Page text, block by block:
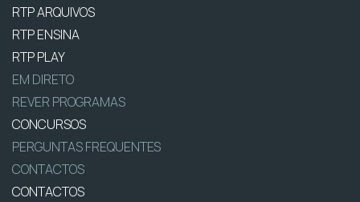
RTP ARQUIVOS
RTP ENSINA
RTP PLAY
EM DIRETO
REVER PROGRAMAS
CONCURSOS
PERGUNTAS FREQUENTES
CONTACTOS
CONTACTOS